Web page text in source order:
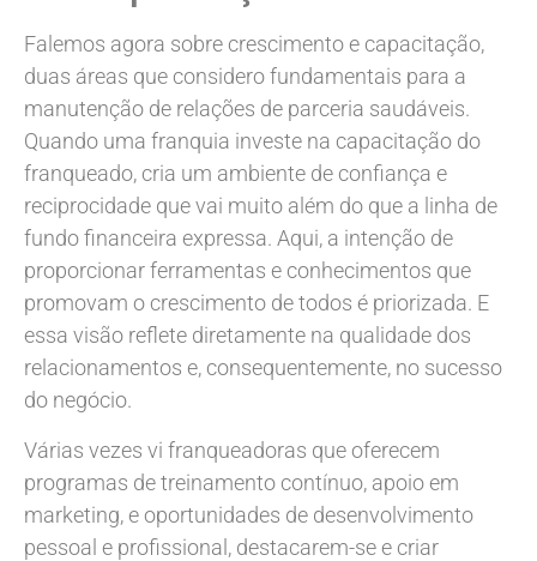
Falemos agora sobre crescimento e capacitação,
duas áreas que considero fundamentais para a
manutenção de relações de parceria saudáveis.
Quando uma franquia investe na capacitação do
franqueado, cria um ambiente de confiança e
reciprocidade que vai muito além do que a linha de
fundo financeira expressa. Aqui, a intenção de
proporcionar ferramentas e conhecimentos que
promovam o crescimento de todos é priorizada. E
essa visão reflete diretamente na qualidade dos
relacionamentos e, consequentemente, no sucesso
do negócio.
Várias vezes vi franqueadoras que oferecem
programas de treinamento contínuo, apoio em
marketing, e oportunidades de desenvolvimento
pessoal e profissional, destacarem-se e criar